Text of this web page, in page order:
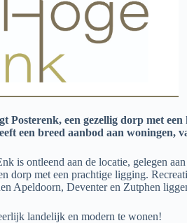
Posterenk, een gezellig dorp met
een breed aanbod aan woningen,
is ontleend aan de locatie, gelegen
dorp met een prachtige ligging.
Apeldoorn, Deventer en Zutphen
landelijk en modern te wonen!